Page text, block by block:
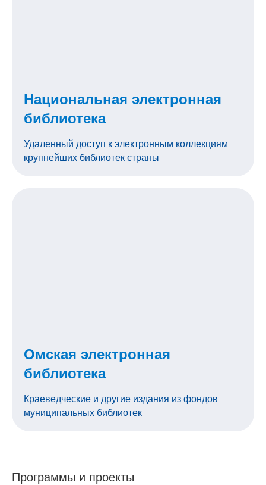
Национальная электронная
библиотека
Удаленный доступ к электронным коллекциям
крупнейших библиотек страны
Омская электронная
библиотека
Краеведческие и другие издания из фондов
муниципальных библиотек
Программы и проекты